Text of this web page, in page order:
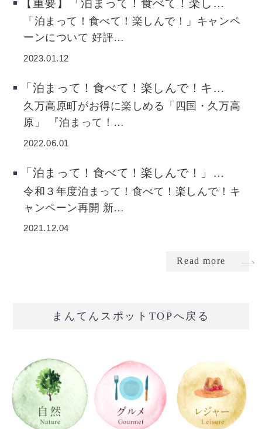
【重要】「泊まって！食べて！楽し…
「泊まって！食べて！楽しんで！」キャンペ
ーンについて 好評…
2023.01.12
「泊まって！食べて！楽しんで！キ…
久万高原町がお得に楽しめる「四国・久万高
原」 『泊まって！…
2022.06.01
「泊まって！食べて！楽しんで！」…
令和３年度泊まって！食べて！楽しんで！キ
ャンペーン再開 新…
2021.12.04
Read more
まんてんスポットTOPへ戻る